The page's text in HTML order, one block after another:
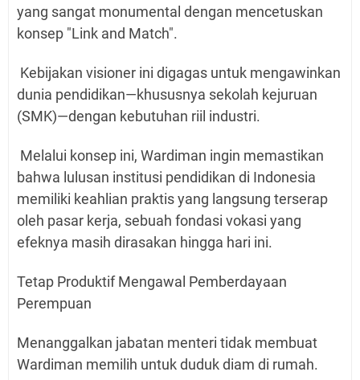
yang sangat monumental dengan mencetuskan
konsep "Link and Match".
Kebijakan visioner ini digagas untuk mengawinkan
dunia pendidikan—khususnya sekolah kejuruan
(SMK)—dengan kebutuhan riil industri.
Melalui konsep ini, Wardiman ingin memastikan
bahwa lulusan institusi pendidikan di Indonesia
memiliki keahlian praktis yang langsung terserap
oleh pasar kerja, sebuah fondasi vokasi yang
efeknya masih dirasakan hingga hari ini.
Tetap Produktif Mengawal Pemberdayaan
Perempuan
Menanggalkan jabatan menteri tidak membuat
Wardiman memilih untuk duduk diam di rumah.